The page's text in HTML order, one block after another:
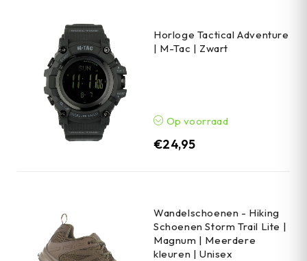
Horloge Tactical Adventure
| M-Tac | Zwart
Op voorraad
€24,95
Wandelschoenen - Hiking
Schoenen Storm Trail Lite |
Magnum | Meerdere
kleuren | Unisex